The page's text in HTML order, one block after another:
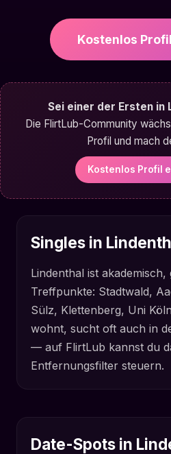
Kostenlos
Sei einer der Ersten in
Die FlirtLub-Community
Profil und mach
Kostenlos Profil
Singles in
Lindenthal ist
Treffpunkte: Stadtwald,
Sülz, Klettenberg, Uni
wohnt, sucht oft auch in
— auf FlirtLub kannst du
Entfernungsfilter steuern.
Date-Spots in